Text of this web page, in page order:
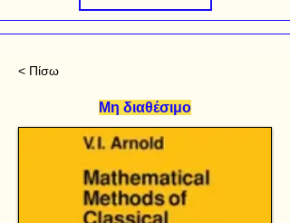
< Πίσω
Μη διαθέσιμο